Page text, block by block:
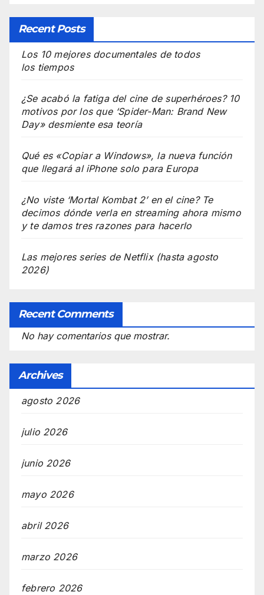
Recent Posts
Los 10 mejores documentales de todos
los tiempos
¿Se acabó la fatiga del cine de superhéroes? 10
motivos por los que ‘Spider-Man: Brand New
Day» desmiente esa teoría
Qué es «Copiar a Windows», la nueva función
que llegará al iPhone solo para Europa
¿No viste ‘Mortal Kombat 2’ en el cine? Te
decimos dónde verla en streaming ahora mismo
y te damos tres razones para hacerlo
Las mejores series de Netflix (hasta agosto
2026)
Recent Comments
No hay comentarios que mostrar.
Archives
agosto 2026
julio 2026
junio 2026
mayo 2026
abril 2026
marzo 2026
febrero 2026